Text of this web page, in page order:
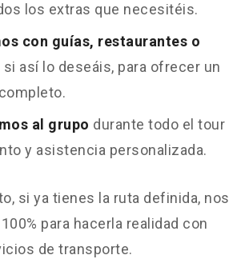
los extras que necesitéis.
con guías, restaurantes o
si así lo deseáis, para ofrecer un
al grupo durante todo el tour
y asistencia personalizada.
si ya tienes la ruta definida, nos
para hacerla realidad con
de transporte.